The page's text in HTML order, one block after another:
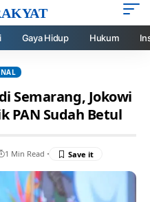
Gaya Hidup Hukum
Semarang, Jokowi
PAN Sudah Betul
1 Min Read